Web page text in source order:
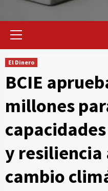
Primary
El Dinero
BCIE
millones
y resiliencia
cambio